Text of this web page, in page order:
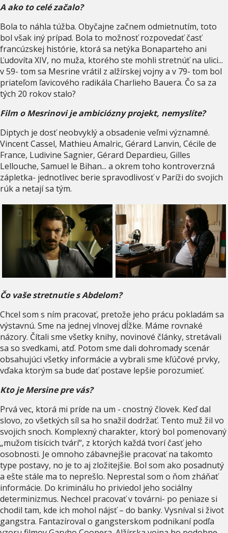
A ako to celé začalo?
Bola to náhla túžba. Obyčajne začnem odmietnutím, toto
bol však iný prípad. Bola to možnosť rozpovedať časť
francúzskej histórie, ktorá sa netýka Bonaparteho ani
Ľudovíta XIV, no muža, ktorého ste mohli stretnúť na ulici...
v 59- tom sa Mesrine vrátil z alžírskej vojny a v 79- tom bol
priateľom ľavicového radikála Charlieho Bauera. Čo sa za
tých 20 rokov stalo?
Film o Mesrinovi je ambiciózny projekt, nemyslíte?
Diptych je dosť neobvyklý a obsadenie veľmi významné.
Vincent Cassel, Mathieu Amalric, Gérard Lanvin, Cécile de
France, Ludivine Sagnier, Gérard Depardieu, Gilles
Lellouche, Samuel le Bihan... a okrem toho kontroverzná
zápletka- jednotlivec berie spravodlivosť v Paríži do svojich
rúk a netají sa tým.
Čo vaše stretnutie s Abdelom?
Chcel som s ním pracovať, pretože jeho prácu pokladám sa
výstavnú. Sme na jednej vlnovej dĺžke. Máme rovnaké
názory. Čítali sme všetky knihy, novinové články, stretávali
sa so svedkami, atď. Potom sme dali dohromady scenár
obsahujúci všetky informácie a vybrali sme kľúčové prvky,
vďaka ktorým sa bude dať postave lepšie porozumieť.
Kto je Mersine pre vás?
Prvá vec, ktorá mi príde na um - cnostný človek. Keď dal
slovo, zo všetkých síl sa ho snažil dodržať. Tento muž žil vo
svojich snoch. Komplexný charakter, ktorý bol pomenovaný
„mužom tisícich tvárí“, z ktorých každá tvorí časť jeho
osobnosti. Je omnoho zábavnejšie pracovať na takomto
type postavy, no je to aj zložitejšie. Bol som ako posadnutý
a ešte stále ma to neprešlo. Neprestal som o ňom zháňať
informácie. Do kriminálu ho priviedol jeho sociálny
determinizmus. Nechcel pracovať v továrni- po peniaze si
chodil tam, kde ich mohol nájsť – do banky. Vysníval si život
gangstra. Fantazíroval o gangsterskom podnikaní podľa